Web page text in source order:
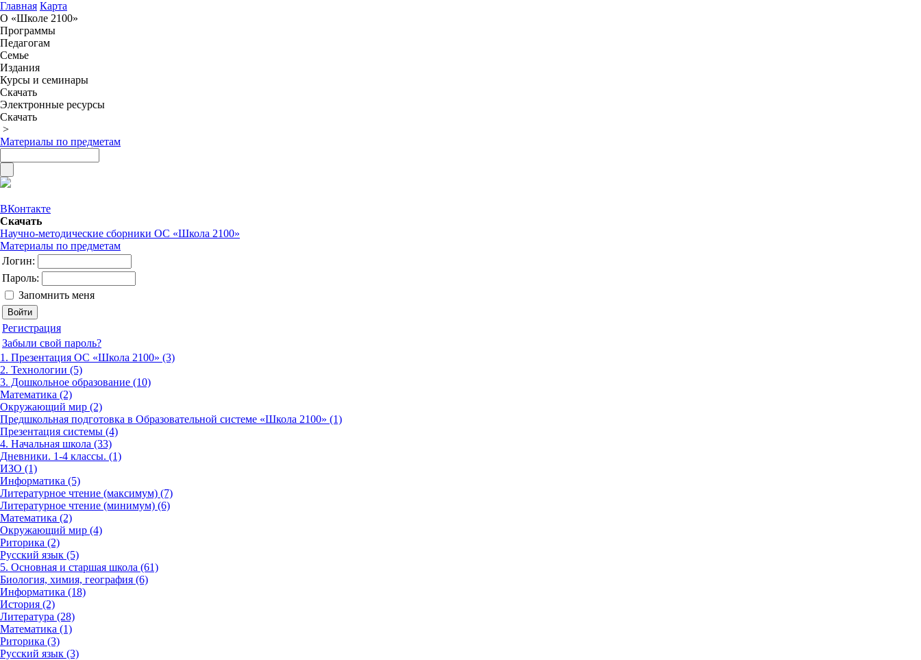
Главная Карта
О «Школе 2100»
Программы
Педагогам
Семье
Издания
Курсы и семинары
Скачать
Электронные ресурсы
Скачать
>
Материалы по предметам
ВКонтакте
Скачать
Научно-методические сборники ОС «Школа 2100»
Материалы по предметам
Логин:
Пароль:
Запомнить меня
Регистрация
Забыли свой пароль?
1. Презентация ОС «Школа 2100» (3)
2. Технологии (5)
3. Дошкольное образование (10)
Математика (2)
Окружающий мир (2)
Предшкольная подготовка в Образовательной системе «Школа 2100» (1)
Презентация системы (4)
4. Начальная школа (33)
Дневники. 1-4 классы. (1)
ИЗО (1)
Информатика (5)
Литературное чтение (максимум) (7)
Литературное чтение (минимум) (6)
Математика (2)
Окружающий мир (4)
Риторика (2)
Русский язык (5)
5. Основная и старшая школа (61)
Биология, химия, география (6)
Информатика (18)
История (2)
Литература (28)
Математика (1)
Риторика (3)
Русский язык (3)